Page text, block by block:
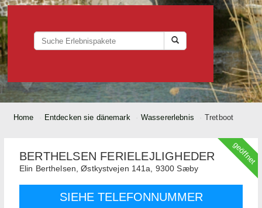
Home Entdecken sie dänemark Wasser­erlebnis Tretboot
geöffnet
BERTHELSEN FERIELEJLIGHEDER
Elin Berthelsen,Østkystvejen 141a, 9300 Sæby
SIEHE TELEFONNUMMER